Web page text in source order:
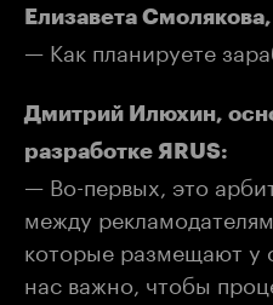
Елизавета
— Как планируете
Дмитрий Илюхин,
разработке ЯRUS:
— Во-первых, это
между
которые размещают у
нас важно, чтобы